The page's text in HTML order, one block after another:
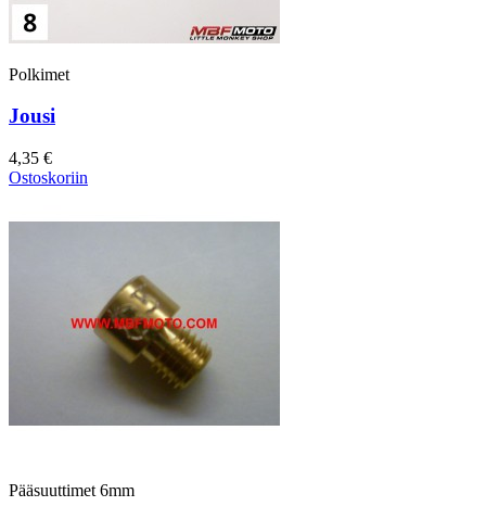
Polkimet
Jousi
4,35 €
Ostoskoriin
Pääsuuttimet 6mm